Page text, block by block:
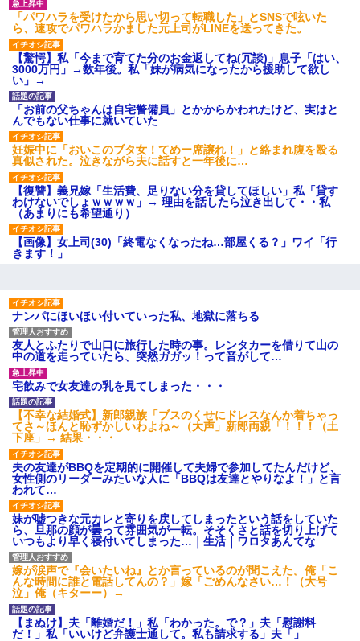
私「初めて飲む味だけどなん
のお茶？」彼「ちっ！」私「」
【GIF】JSのカンチョーワロ
タ
後続車にクラクションを鳴ら
され彼氏が逆切れ。「何クラク
ション鳴らしてんだ！降りてこ
いよ！」と怒鳴りだし...
【衝撃】報酬100万円超の治験
募集がこちらｗｗｗｗｗ(※画像
あり)
【ネット騒然】惨殺されたタ
ワマン頂き女子のこの動画、す
げえええええｗｗｗｗｗｗｗｗ
ｗｗｗ
【愕然】白のクラウン俺氏、
高速道路左車線を制限速度で走
った結果wwwwwwwwwwww
百年の恋12-899 食べた量を
張り合ってくる
「パワハラを受けたから思い切って転職した」とSNSで呟いた
ら、速攻でパワハラかました元上司がLINEを送ってきた。
【驚愕】私「今まで育てた分のお金返してね(冗談)」息子「はい、
3000万円」→数年後。私「妹が病気になったから援助して欲し
い」→
「お前の父ちゃんは自宅警備員」とかからかわれたけど、実はと
んでもない仕事に就いていた
妊娠中に「おいこのブタ女！てめー席譲れ！」と絡まれ腹を殴る
真似された。泣きながら夫に話すと一年後に…
【復讐】義兄嫁「生活費、足りない分を貸してほしい」私「貸す
わけないでしょｗｗｗｗ」→ 理由を話したら泣き出して・・私
（あまりにも希望通り）
【画像】女上司(30)「終電なくなったね…部屋くる？」ワイ「行
きます！」
ナンパにほいほい付いていった私、地獄に落ちる
友人とふたりで山口に旅行した時の事。レンタカーを借りて山の
中の道を走っていたら、突然ガガッ！って音がして…
宅飲みで女友達の乳を見てしまった・・・
【不幸な結婚式】新郎親族「ブスのくせにドレスなんか着ちゃっ
てさ～ほんと恥ずかしいわよね～（大声」新郎両親「！！！（土
下座」→ 結果・・・
夫の友達がBBQを定期的に開催して夫婦で参加してたんだけど、
女性側のリーダーみたいな人に「BBQは友達とやりなよ！」と言
われて…
妹が嘘つきな元カレと寄りを戻してしまったという話をしていた
ら、旦那の顔が曇って雰囲気が一転。そそくさと話を切り上げて
いつもより早く寝付いてしまった…｜生活｜ワロタあんてな
嫁が涙声で『会いたいね』とか言っているのが聞こえた。俺「こ
んな時間に誰と電話してんの？」嫁「ごめんなさい…！（大号
泣」俺（キターー）→
【まぬけ】夫「離婚だ！」私「わかった。で？」夫「慰謝料
だ！」私「いいけど弁護士通して。私も請求する」夫「」